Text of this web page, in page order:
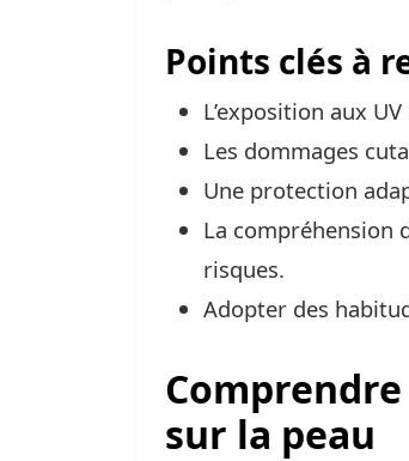
Points clés à
L’exposition aux
Les dommages
Une protection
La compréhension
risques.
Adopter des
sur la peau